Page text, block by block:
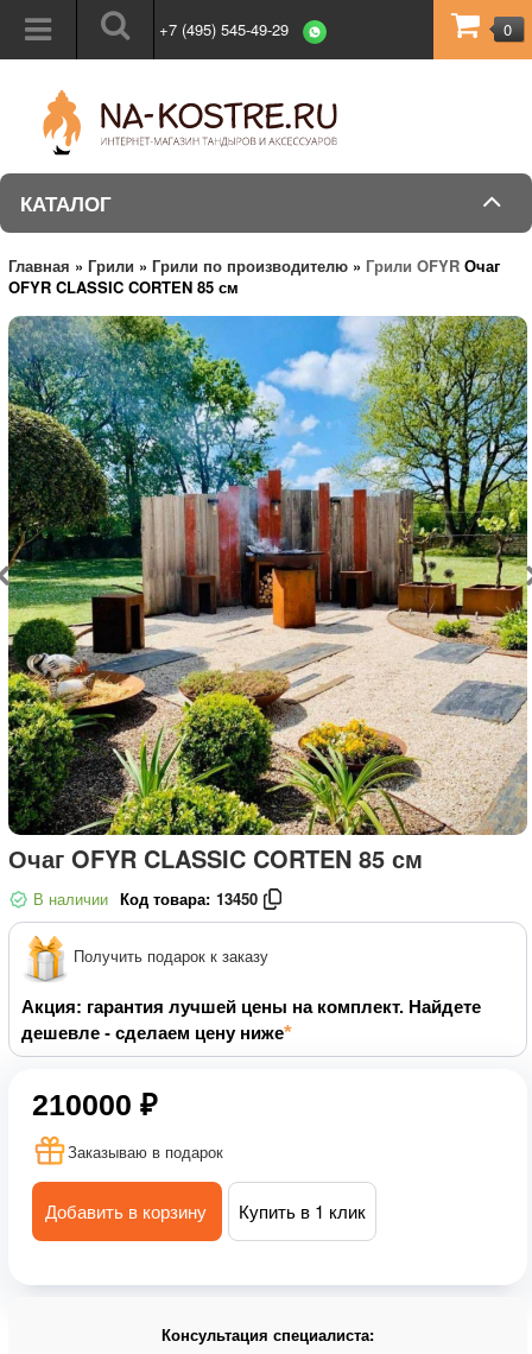
+7 (495) 545-49-29 0
КАТАЛОГ
Главная » Грили » Грили по производителю » Грили OFYR Очаг
OFYR CLASSIC CORTEN 85 см
Очаг OFYR CLASSIC CORTEN 85 см
В наличии Код товара: 13450
Получить подарок к заказу
Акция: гарантия лучшей цены на комплект. Найдете
дешевле - сделаем цену ниже
210000 ₽
Заказываю в подарок
Добавить в корзину Купить в 1 клик
Консультация специалиста: